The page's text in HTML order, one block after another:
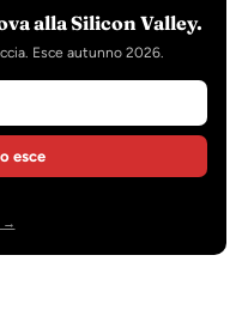
alla Silicon Valley.
Esce autunno 2026.
esce
→